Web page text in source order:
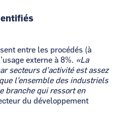
entre les procédés (à
externe à 8%. «La
secteurs d’activité est assez
l’ensemble des industriels
branche qui ressort en
du développement